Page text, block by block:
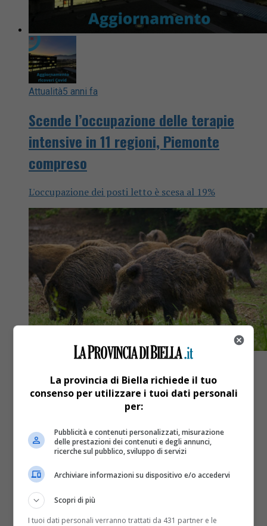
Attualità5 anni fa
Scende l’occupazione delle terapie
intensive in 11 regioni, Piemonte
compreso
L'occupazione dei posti letto è scesa al 19%
Peste suina: “L’emergenza sanitaria
non si può risolvere con i pannicelli
caldi”
Confagricoltura: "E' necessario che si comprenda la
gravità della situazione e che si intervenga subito"
La provincia di Biella richiede il tuo
consenso per utilizzare i tuoi dati personali
per:
Pubblicità e contenuti personalizzati, misurazione
delle prestazioni dei contenuti e degli annunci,
ricerche sul pubblico, sviluppo di servizi
Archiviare informazioni su dispositivo e/o accedervi
Scopri di più
I tuoi dati personali verranno trattati da 431 partner e le